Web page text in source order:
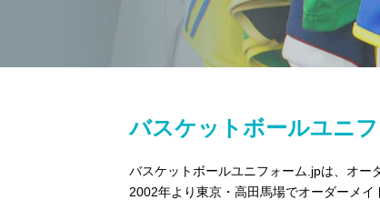
バスケットボールユニ
バスケットボールユニフォーム.jpは、オー
2002年より東京・高田馬場でオーダーメ